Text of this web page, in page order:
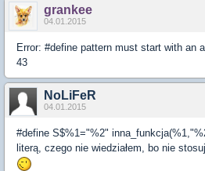
grankee
04.01.2015
Error: #define pattern must start with an
43
NoLiFeR
04.01.2015
#define S$%1="%2"
literą, czego nie wiedziałem, bo nie